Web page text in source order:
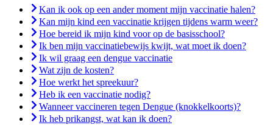
Kan ik ook op een ander moment mijn vaccinatie halen?
Kan mijn kind een vaccinatie krijgen tijdens warm weer?
Hoe bereid ik mijn kind voor op de basisschool?
Ik ben mijn vaccinatiebewijs kwijt, wat moet ik doen?
Ik wil graag een dengue vaccinatie
Wat zijn de kosten?
Hoe werkt het spreekuur?
Heb ik een vaccinatie nodig?
Wanneer vaccineren tegen Dengue (knokkelkoorts)?
Ik heb prikangst, wat kan ik doen?